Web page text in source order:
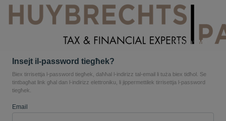
Lingwa: MA'
Insejt il-password tiegħek?
Biex tirrisettja l-password tiegħek, daħħal l-indirizz tal-email li tuża biex tidħol. Se
tintbagħat link għal dan l-indirizz elettroniku, li jippermettilek tirrisettja l-password
tiegħek.
Email